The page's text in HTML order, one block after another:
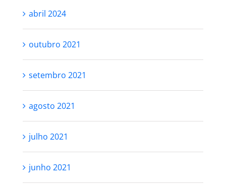
abril 2024
outubro 2021
setembro 2021
agosto 2021
julho 2021
junho 2021